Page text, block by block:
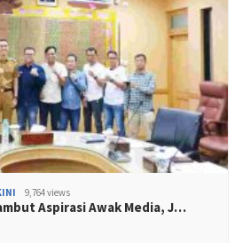
9,764 views
Aspirasi Awak Media, J…